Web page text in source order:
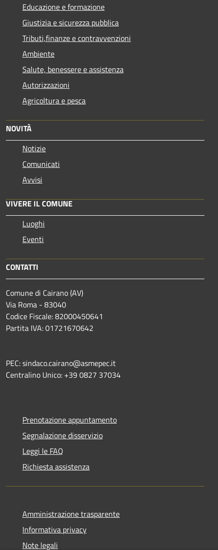
Educazione e formazione
Giustizia e sicurezza pubblica
Tributi,finanze e contravvenzioni
Ambiente
Salute, benessere e assistenza
Autorizzazioni
Agricoltura e pesca
NOVITÀ
Notizie
Comunicati
Avvisi
VIVERE IL COMUNE
Luoghi
Eventi
CONTATTI
Comune di Cairano (AV)
Via Roma - 83040
Codice Fiscale: 82000450641
Partita IVA: 01721670642
PEC: sindaco.cairano@asmepec.it
Centralino Unico: +39 0827 37034
Prenotazione appuntamento
Segnalazione disservizio
Leggi le FAQ
Richiesta assistenza
Amministrazione trasparente
Informativa privacy
Note legali